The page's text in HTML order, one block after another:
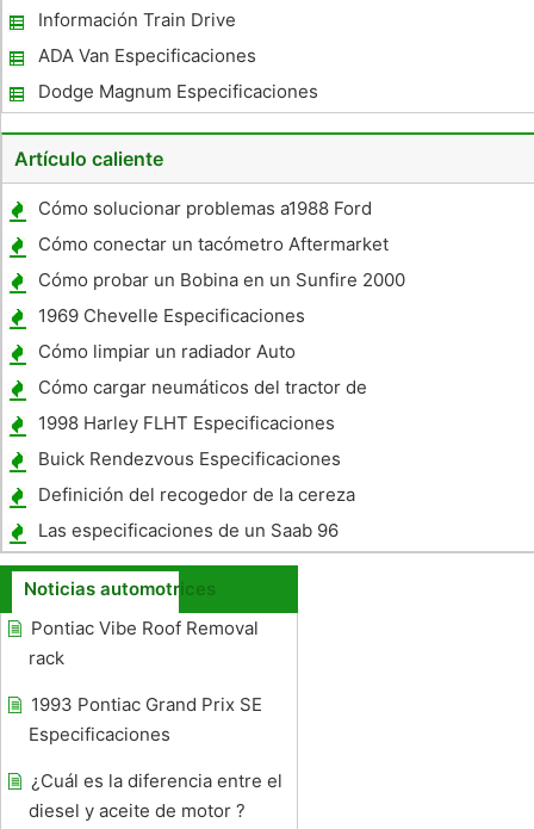
Información
Información Train Drive
ADA Van Especificaciones
Dodge Magnum Especificaciones
Artículo caliente
Cómo solucionar problemas a1988 Ford
Ranger
Cómo conectar un tacómetro Aftermarket
Cómo probar un Bobina en un Sunfire 2000
1969 Chevelle Especificaciones
Cómo limpiar un radiador Auto
Cómo cargar neumáticos del tractor de
granja
1998 Harley FLHT Especificaciones
Buick Rendezvous Especificaciones
Definición del recogedor de la cereza
Las especificaciones de un Saab 96
Noticias automotrices
Pontiac Vibe Roof Removal
rack
1993 Pontiac Grand Prix SE
Especificaciones
¿Cuál es la diferencia entre el
diesel y aceite de motor ?